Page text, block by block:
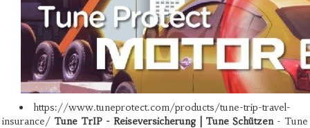
https://www.tuneprotect.com/products/tune-trip-travel-
insurance/ Tune TrIP - Reiseversicherung | Tune Schützen- Tune